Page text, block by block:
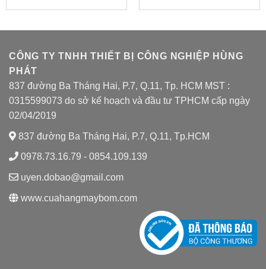
CÔNG TY TNHH THIẾT BỊ CÔNG NGHIỆP HÙNG
PHÁT
837 đường Ba Tháng Hai, P.7, Q.11, Tp. HCM MST :
0315599073 do sở kế hoạch và đầu tư TPHCM cấp ngày
02/04/2019
837 đường Ba Tháng Hai, P.7, Q.11, Tp.HCM
0978.73.16.79 - 0854.109.139
uyen.dobao@gmail.com
www.cuahangmaybom.com